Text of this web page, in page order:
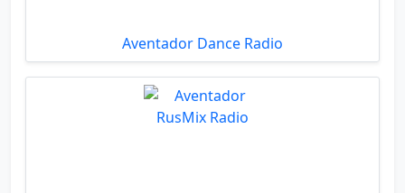
Aventador Dance Radio